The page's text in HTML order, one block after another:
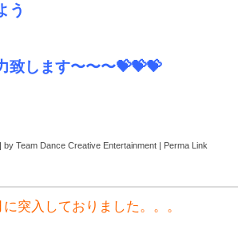
う
致します〜〜〜💝💝💝
| by Team Dance Creative Entertainment | Perma Link
突入しておりました。。。